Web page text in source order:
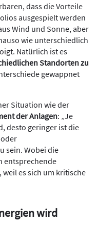
dass die Vorteile
ausgespielt werden
Wind und Sonne, aber
wie unterschiedlich
Natürlich ist es
Standorten zu
gewappnet
Situation wie der
der Anlagen: „Je
desto geringer ist die
sein. Wobei die
entsprechende
es sich um kritische
wird